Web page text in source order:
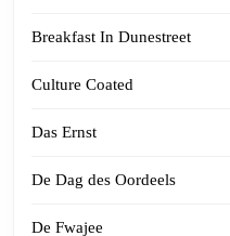
Breakfast In Dunestreet
Culture Coated
Das Ernst
De Dag des Oordeels
De Fwajee